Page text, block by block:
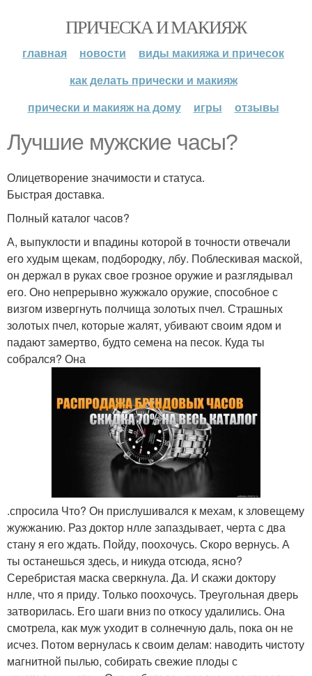
ПРИЧЕСКА И МАКИЯЖ
главная новости
виды макияжа и причесок
как делать прически и макияж
прически и макияж на дому
игры отзывы
Лучшие мужские часы?
Олицетворение значимости и статуса.
Быстрая доставка.
Полный каталог часов?
А, выпуклости и впадины которой в точности отвечали
его худым щекам, подбородку, лбу. Поблескивая маской,
он держал в руках свое грозное оружие и разглядывал
его. Оно непрерывно жужжало оружие, способное с
визгом извергнуть полчища золотых пчел. Страшных
золотых пчел, которые жалят, убивают своим ядом и
падают замертво, будто семена на песок. Куда ты
собрался? Она
.спросила Что? Он прислушивался к мехам, к зловещему
жужжанию. Раз доктор нлле запаздывает, черта с два
стану я его ждать. Пойду, поохочусь. Скоро вернусь. А
ты останешься здесь, и никуда отсюда, ясно?
Серебристая маска сверкнула. Да. И скажи доктору
нлле, что я приду. Только поохочусь. Треугольная дверь
затворилась. Его шаги вниз по откосу удалились. Она
смотрела, как муж уходит в солнечную даль, пока он не
исчез. Потом вернулась к своим делам: наводить чистоту
магнитной пылью, собирать свежие плоды с